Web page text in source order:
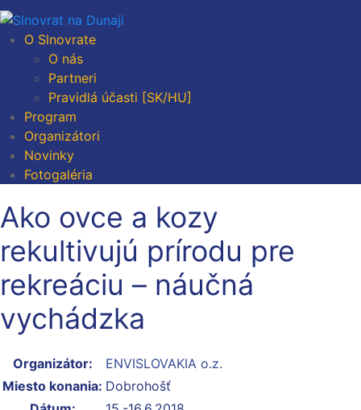
O Slnovrate
O nás
Partneri
Pravidlá účasti [SK/HU]
Program
Organizátori
Novinky
Fotogaléria
Ako ovce a kozy
rekultivujú prírodu pre
rekreáciu – náučná
vychádzka
Organizátor:
ENVISLOVAKIA o.z.
Miesto konania: Dobrohošť